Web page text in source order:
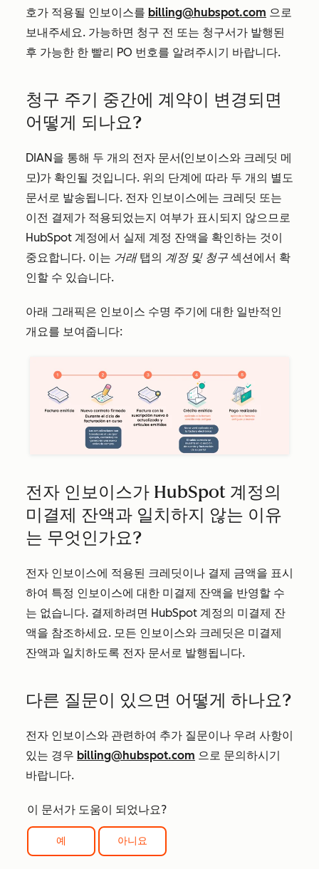
호가 적용될 인보이스를 billing@hubspot.com 으로
보내주세요. 가능하면 청구 전 또는 청구서가 발행된
후 가능한 한 빨리 PO 번호를 알려주시기 바랍니다.
청구 주기 중간에 계약이 변경되면
어떻게 되나요?
DIAN을 통해 두 개의 전자 문서(인보이스와 크레딧 메
모)가 확인될 것입니다. 위의 단계에 따라 두 개의 별도
문서로 발송됩니다. 전자 인보이스에는 크레딧 또는
이전 결제가 적용되었는지 여부가 표시되지 않으므로
HubSpot 계정에서 실제 계정 잔액을 확인하는 것이
중요합니다. 이는 거래탭의 계정 및 청구 섹션에서 확
인할 수 있습니다.
아래 그래픽은 인보이스 수명 주기에 대한 일반적인
개요를 보여줍니다:
전자 인보이스가 HubSpot 계정의
미결제 잔액과 일치하지 않는 이유
는 무엇인가요?
전자 인보이스에 적용된 크레딧이나 결제 금액을 표시
하여 특정 인보이스에 대한 미결제 잔액을 반영할 수
는 없습니다. 결제하려면 HubSpot 계정의 미결제 잔
액을 참조하세요. 모든 인보이스와 크레딧은 미결제
잔액과 일치하도록 전자 문서로 발행됩니다.
다른 질문이 있으면 어떻게 하나요?
전자 인보이스와 관련하여 추가 질문이나 우려 사항이
있는 경우 billing@hubspot.com 으로 문의하시기
바랍니다.
이 문서가 도움이 되었나요?
예 아니요